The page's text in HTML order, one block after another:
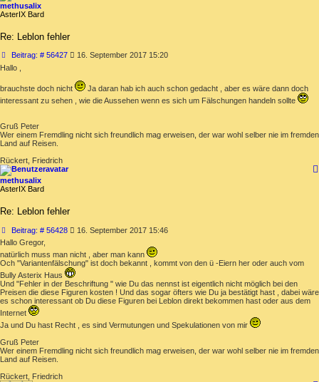
methusalix
AsterIX Bard
Re: Leblon fehler
Beitrag: # 56427Beitrag16. September 2017 15:20
Hallo ,
brauchste doch nicht
Ja daran hab ich auch schon gedacht , aber es wäre dann doch
interessant zu sehen , wie die Aussehen wenn es sich um Fälschungen handeln sollte
Gruß Peter
Wer einem Fremdling nicht sich freundlich mag erweisen, der war wohl selber nie im fremden
Land auf Reisen.
Rückert, Friedrich
methusalix
AsterIX Bard
Re: Leblon fehler
Beitrag: # 56428Beitrag16. September 2017 15:46
Hallo Gregor,
natürlich muss man nicht , aber man kann
Och "Variantenfälschung" ist doch bekannt , kommt von den ü -Eiern her oder auch vom
Bully Asterix Haus
Und "Fehler in der Beschriftung " wie Du das nennst ist eigentlich nicht möglich bei den
Preisen die diese Figuren kosten ! Und das sogar öfters wie Du ja bestätigt hast , dabei wäre
es schon interessant ob Du diese Figuren bei Leblon direkt bekommen hast oder aus dem
Internet
Ja und Du hast Recht , es sind Vermutungen und Spekulationen von mir
Gruß Peter
Wer einem Fremdling nicht sich freundlich mag erweisen, der war wohl selber nie im fremden
Land auf Reisen.
Rückert, Friedrich